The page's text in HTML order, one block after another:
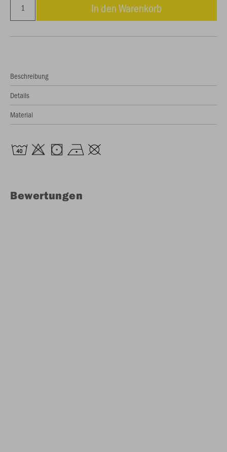
In den Warenkorb
Beschreibung
Details
Material
Bewertungen